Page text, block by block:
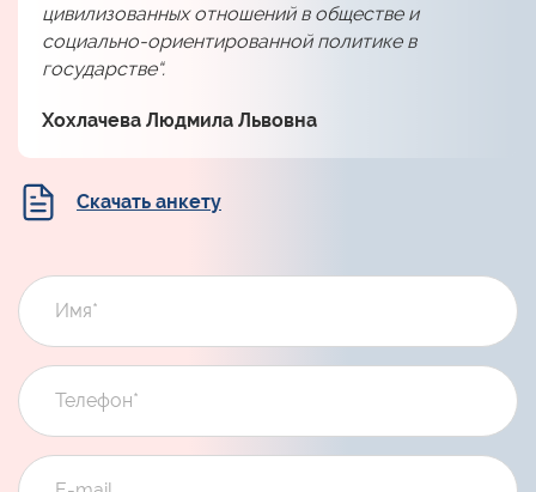
цивилизованных отношений в обществе и
социально-ориентированной политике в
государстве“.
Хохлачева Людмила Львовна
Скачать анкету